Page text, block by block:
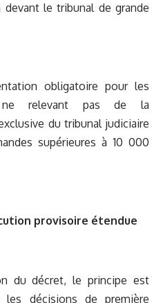
devant le tribunal de grande
obligatoire pour les
ne relevant pas de la
du tribunal judiciaire
supérieures à 10 000
provisoire étendue
du décret, le principe est
les décisions de première